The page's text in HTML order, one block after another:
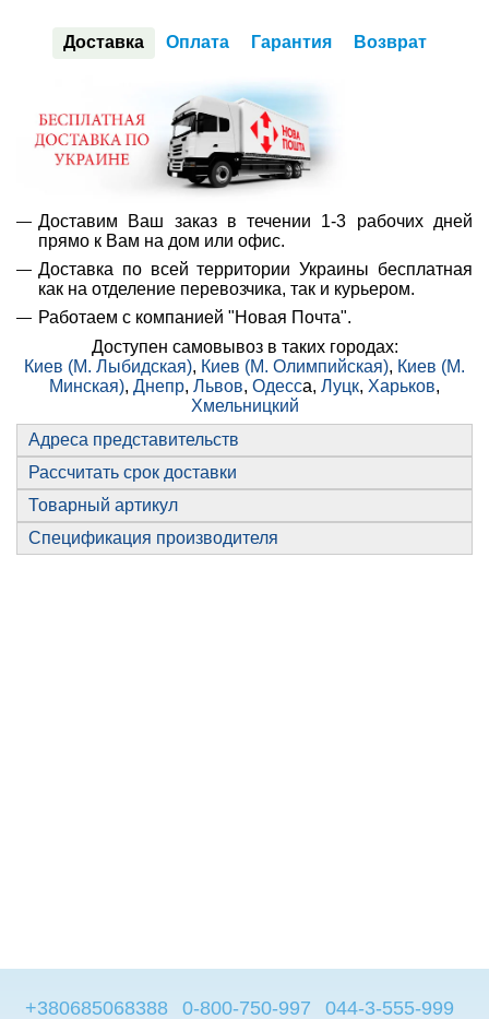
Доставка Оплата Гарантия Возврат
Доставим Ваш заказ в течении 1-3 рабочих дней
прямо к Вам на дом или офис.
Доставка по всей территории Украины бесплатная
как на отделение перевозчика, так и курьером.
Работаем с компанией "Новая Почта".
Доступен самовывоз в таких городах:
Киев (М. Лыбидская), Киев (М. Олимпийская), Киев (М.
Минская), Днепр, Львов, Одесса, Луцк, Харьков,
Хмельницкий
Адреса представительств
Рассчитать срок доставки
Товарный артикул
Спецификация производителя
+380685068388 0-800-750-997 044-3-555-999